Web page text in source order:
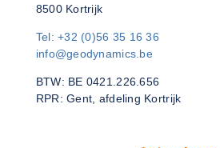
8500 Kortrijk
Tel: +32 (0)56 35 16 36
info@geodynamics.be
BTW: BE 0421.226.656
RPR: Gent, afdeling Kortrijk